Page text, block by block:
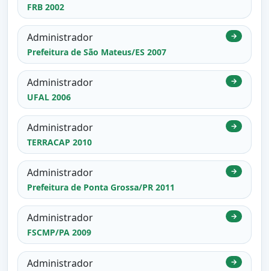
FRB 2002
Administrador
Prefeitura de São Mateus/ES 2007
→
Administrador
UFAL 2006
→
Administrador
TERRACAP 2010
→
Administrador
Prefeitura de Ponta Grossa/PR 2011
→
Administrador
FSCMP/PA 2009
→
Administrador →